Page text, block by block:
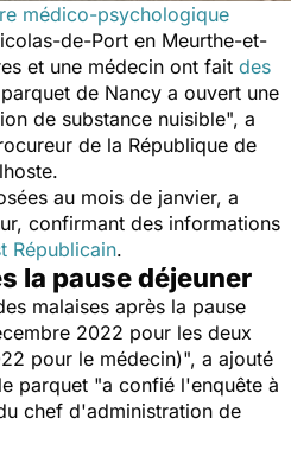
médico-psychologique
de-Port en Meurthe-et-
et une médecin ont fait des
de Nancy a ouvert une
de substance nuisible", a
de la République de
au mois de janvier, a
confirmant des informations
Républicain.
la pause déjeuner
malaises après la pause
2022 pour les deux
pour le médecin)", a ajouté
parquet "a confié l'enquête à
chef d'administration de